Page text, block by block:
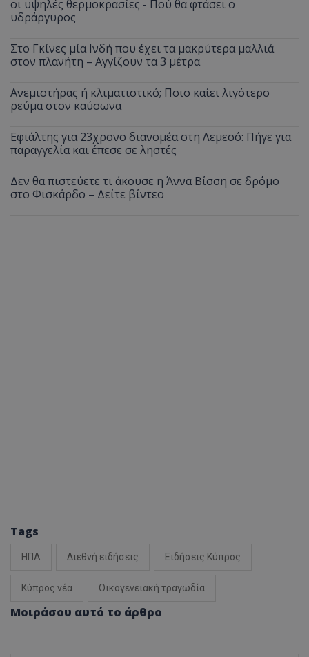
οι υψηλές θερμοκρασίες - Πού θα φτάσει ο
υδράργυρος
Στο Γκίνες μία Ινδή που έχει τα μακρύτερα μαλλιά
στον πλανήτη – Αγγίζουν τα 3 μέτρα
Ανεμιστήρας ή κλιματιστικό; Ποιο καίει λιγότερο
ρεύμα στον καύσωνα
Εφιάλτης για 23χρονο διανομέα στη Λεμεσό: Πήγε για
παραγγελία και έπεσε σε ληστές
Δεν θα πιστεύετε τι άκουσε η Άννα Βίσση σε δρόμο
στο Φισκάρδο – Δείτε βίντεο
Tags
ΗΠΑ Διεθνή ειδήσεις Ειδήσεις Κύπρος
Κύπρος νέα Οικογενειακή τραγωδία
Μοιράσου αυτό το άρθρο